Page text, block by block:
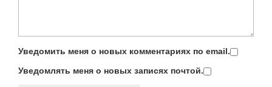
Уведомить меня о новых комментариях по email.
Уведомлять меня о новых записях почтой.